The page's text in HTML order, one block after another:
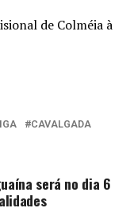
de Colméia à
CAVALGADA
será no dia 6